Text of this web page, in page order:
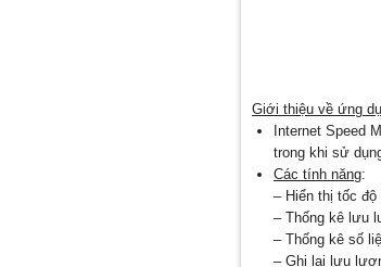
Giới thiệu về ứng
Internet Speed
trong khi sử
Các tính năng:
– Hiển thị tốc
– Thống kê lưu
– Thống kê số
– Ghi lại lưu